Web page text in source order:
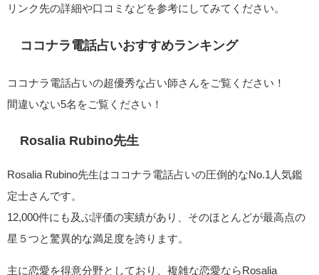
リンク先の詳細や口コミなどを参考にしてみてください。
ココナラ電話占いおすすめランキング
ココナラ電話占いの超優秀な占い師さんをご覧ください！
間違いない5名をご覧ください！
Rosalia Rubino先生
Rosalia Rubino先生はココナラ電話占いの圧倒的なNo.1人気鑑
定士さんです。
12,000件にも及ぶ評価の実績があり、そのほとんどが最高点の
星５つと驚異的な満足度を誇ります。
主に恋愛を得意分野としており、複雑な恋愛ならRosalia